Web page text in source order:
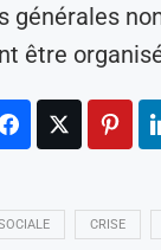
générales
être
CRISE